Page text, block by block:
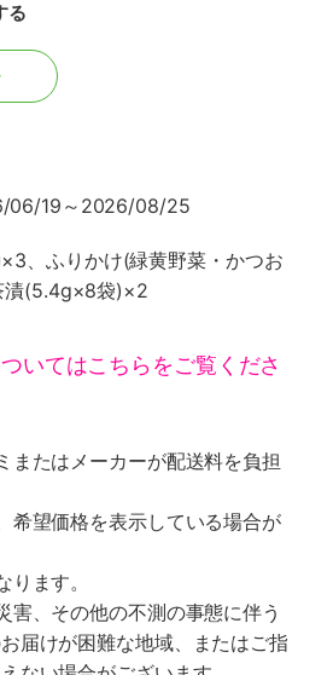
る
06/19～2026/08/25
、ふりかけ(緑黄野菜・かつお
漬(5.4g×8袋)×2
いてはこちらをご覧くださ
またはメーカーが配送料を負担
希望価格を表示している場合が
ます。
害、その他の不測の事態に伴う
届けが困難な地域、またはご指